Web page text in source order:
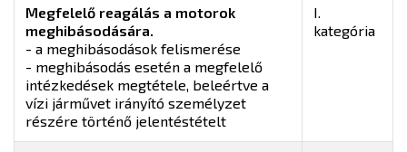
Megfelelő reagálás a motorok
meghibásodására.
- a meghibásodások felismerése
- meghibásodás esetén a megfelelő
intézkedések megtétele, beleértve a
vízi járművet irányító személyzet
részére történő jelentéstételt
I.
kategória